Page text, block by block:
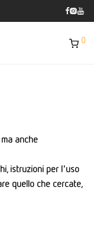
0
anche
istruzioni per l'uso
quello che cercate,